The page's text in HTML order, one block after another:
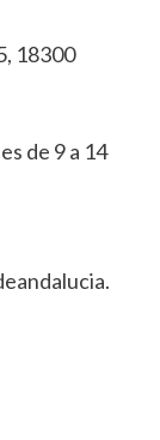
18300
de 9 a 14